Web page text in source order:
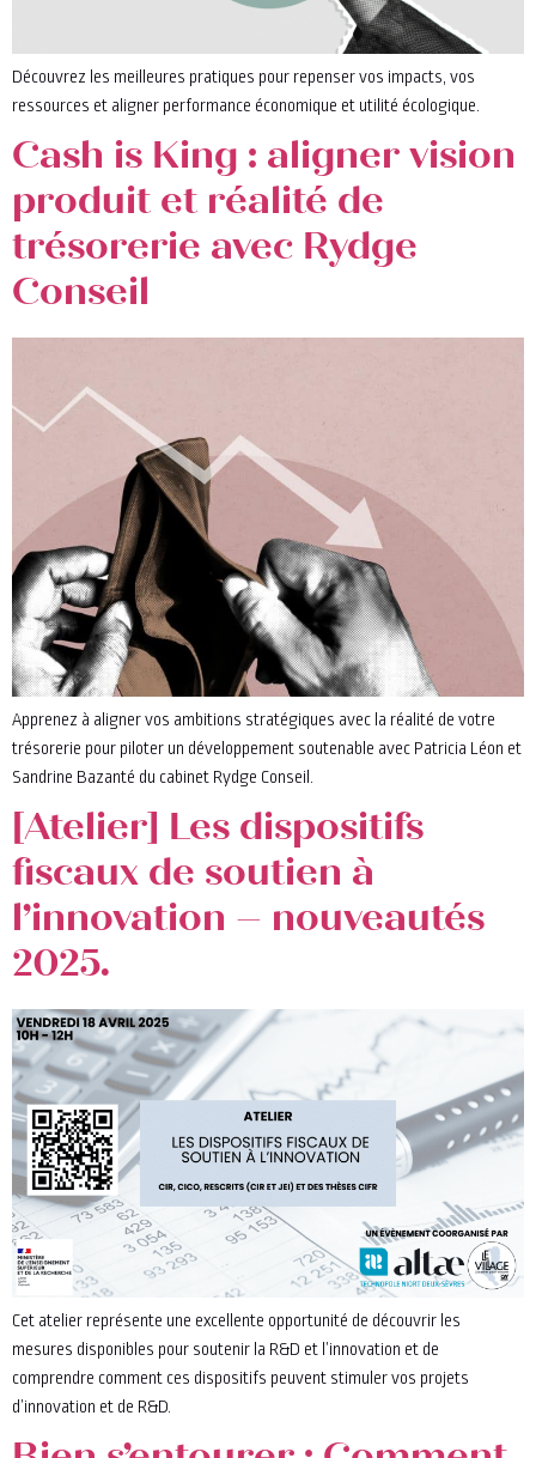
Découvrez les meilleures pratiques pour repenser vos impacts, vos
ressources et aligner performance économique et utilité écologique.
Cash is King : aligner vision
produit et réalité de
trésorerie avec Rydge
Conseil
Apprenez à aligner vos ambitions stratégiques avec la réalité de votre
trésorerie pour piloter un développement soutenable avec Patricia Léon et
Sandrine Bazanté du cabinet Rydge Conseil.
[Atelier] Les dispositifs
fiscaux de soutien à
l’innovation – nouveautés
2025.
Cet atelier représente une excellente opportunité de découvrir les
mesures disponibles pour soutenir la R&D et l’innovation et de
comprendre comment ces dispositifs peuvent stimuler vos projets
d’innovation et de R&D.